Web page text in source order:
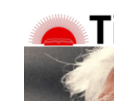
content